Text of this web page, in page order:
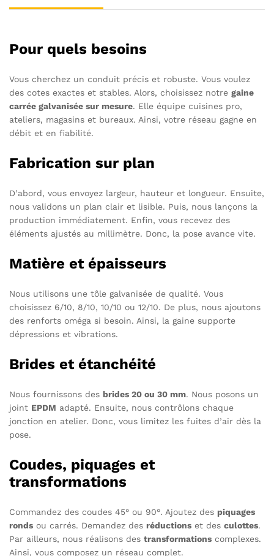
Pour quels besoins
Vous cherchez un conduit précis et robuste. Vous voulez
des cotes exactes et stables. Alors, choisissez notre gaine
carrée galvanisée sur mesure. Elle équipe cuisines pro,
ateliers, magasins et bureaux. Ainsi, votre réseau gagne en
débit et en fiabilité.
Fabrication sur plan
D’abord, vous envoyez largeur, hauteur et longueur. Ensuite,
nous validons un plan clair et lisible. Puis, nous lançons la
production immédiatement. Enfin, vous recevez des
éléments ajustés au millimètre. Donc, la pose avance vite.
Matière et épaisseurs
Nous utilisons une tôle galvanisée de qualité. Vous
choisissez 6/10, 8/10, 10/10 ou 12/10. De plus, nous ajoutons
des renforts oméga si besoin. Ainsi, la gaine supporte
dépressions et vibrations.
Brides et étanchéité
Nous fournissons des brides 20 ou 30 mm. Nous posons un
joint EPDM adapté. Ensuite, nous contrôlons chaque
jonction en atelier. Donc, vous limitez les fuites d’air dès la
pose.
Coudes, piquages et
transformations
Commandez des coudes 45° ou 90°. Ajoutez des piquages
ronds ou carrés. Demandez des réductions et des culottes.
Par ailleurs, nous réalisons des transformations complexes.
Ainsi, vous composez un réseau complet.